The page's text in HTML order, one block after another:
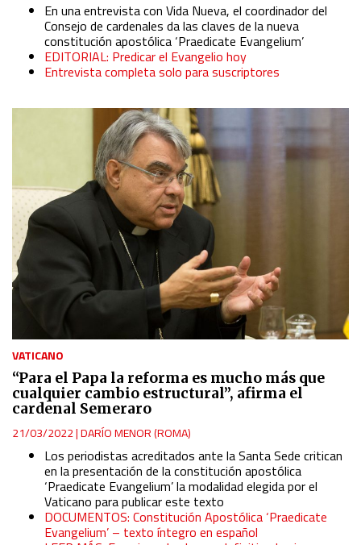
En una entrevista con Vida Nueva, el coordinador del
Consejo de cardenales da las claves de la nueva
constitución apostólica ‘Praedicate Evangelium’
EDITORIAL: Predicar el Evangelio hoy
Entrevista completa solo para suscriptores
VATICANO
“Para el Papa la reforma es mucho más que
cualquier cambio estructural”, afirma el
cardenal Semeraro
21/03/2022|DARÍO MENOR (ROMA)
Los periodistas acreditados ante la Santa Sede critican
en la presentación de la constitución apostólica
‘Praedicate Evangelium’ la modalidad elegida por el
Vaticano para publicar este texto
DOCUMENTOS: Constitución Apostólica ‘Praedicate
Evangelium’ – texto íntegro en español